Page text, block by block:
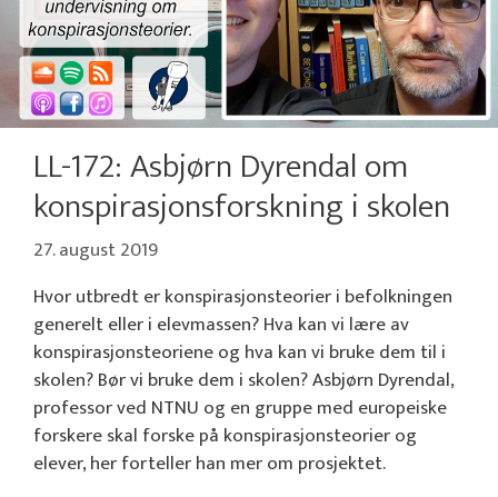
LL-172: Asbjørn Dyrendal om
konspirasjonsforskning i skolen
27. august 2019
Hvor utbredt er konspirasjonsteorier i befolkningen
generelt eller i elevmassen? Hva kan vi lære av
konspirasjonsteoriene og hva kan vi bruke dem til i
skolen? Bør vi bruke dem i skolen? Asbjørn Dyrendal,
professor ved NTNU og en gruppe med europeiske
forskere skal forske på konspirasjonsteorier og
elever, her forteller han mer om prosjektet.